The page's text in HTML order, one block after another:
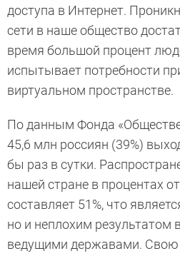
доступа в Интернет.
сети в наше общество
время большой процент
испытывает потребности
виртуальном пространстве.
По данным Фонда
45,6 млн россиян (39%)
бы раз в сутки.
нашей стране в процентах
составляет 51%, что
но и неплохим результатом
ведущими державами. Свою